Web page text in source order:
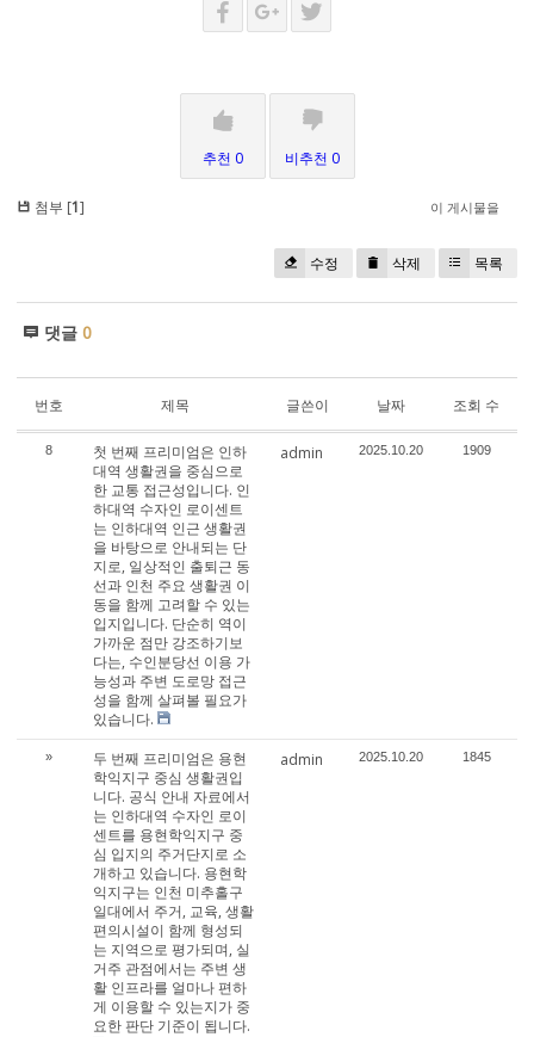
추천 0 비추천 0
첨부 [1] 이 게시물을
수정 삭제 목록
댓글 0
번호 제목 글쓴이 날짜 조회 수
8
첫 번째 프리미엄은 인하
대역 생활권을 중심으로
한 교통 접근성입니다. 인
하대역 수자인 로이센트
는 인하대역 인근 생활권
을 바탕으로 안내되는 단
지로, 일상적인 출퇴근 동
선과 인천 주요 생활권 이
동을 함께 고려할 수 있는
입지입니다. 단순히 역이
가까운 점만 강조하기보
다는, 수인분당선 이용 가
능성과 주변 도로망 접근
성을 함께 살펴볼 필요가
있습니다.
admin 2025.10.20 1909
»
두 번째 프리미엄은 용현
학익지구 중심 생활권입
니다. 공식 안내 자료에서
는 인하대역 수자인 로이
센트를 용현학익지구 중
심 입지의 주거단지로 소
개하고 있습니다. 용현학
익지구는 인천 미추홀구
일대에서 주거, 교육, 생활
편의시설이 함께 형성되
는 지역으로 평가되며, 실
거주 관점에서는 주변 생
활 인프라를 얼마나 편하
게 이용할 수 있는지가 중
요한 판단 기준이 됩니다.
admin 2025.10.20 1845